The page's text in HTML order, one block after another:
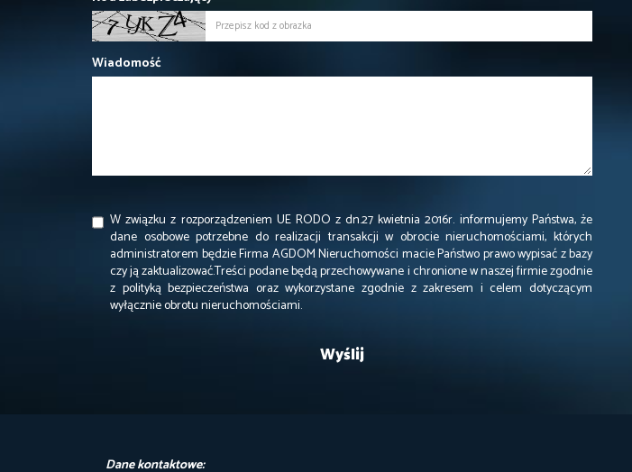
Wiadomość
W związku z rozporządzeniem UE RODO z dn.27 kwietnia 2016r. informujemy Państwa, że
dane osobowe potrzebne do realizacji transakcji w obrocie nieruchomościami, których
administratorem będzie Firma AGDOM Nieruchomości macie Państwo prawo wypisać z bazy
czy ją zaktualizować.Treści podane będą przechowywane i chronione w naszej firmie zgodnie
z polityką bezpieczeństwa oraz wykorzystane zgodnie z zakresem i celem dotyczącym
wyłącznie obrotu nieruchomościami.
Dane kontaktowe: